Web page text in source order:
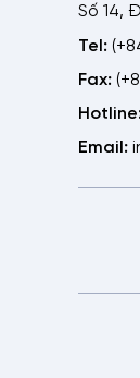
Số 14,
Tel:
Fax:
Email: